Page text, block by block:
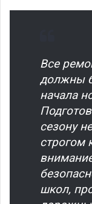
Все
должны
начала
сезону
строгом
школ,